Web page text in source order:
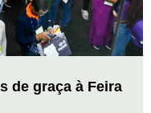
de graça à Feira